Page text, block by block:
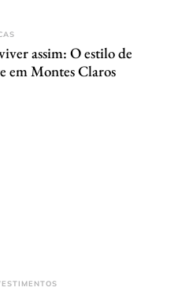
assim: O estilo de
em Montes Claros